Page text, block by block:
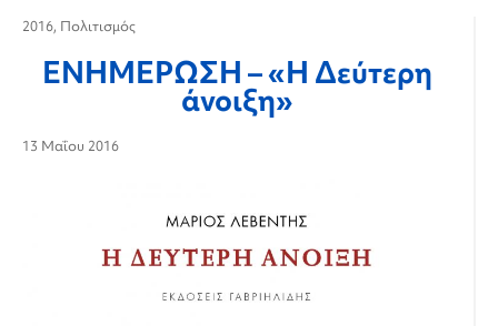
2016, Πολιτισμός
ΕΝΗΜΕΡΩΣΗ – «Η Δεύτερη
άνοιξη»
13 Μαΐου 2016